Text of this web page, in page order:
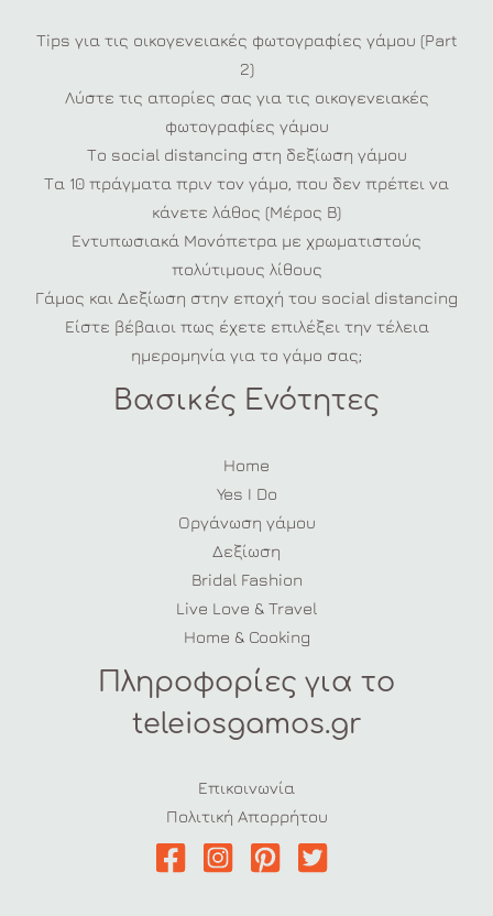
Tips για τις οικογενειακές φωτογραφίες γάμου (Part
2)
Λύστε τις απορίες σας για τις οικογενειακές
φωτογραφίες γάμου
Το social distancing στη δεξίωση γάμου
Τα 10 πράγματα πριν τον γάμο, που δεν πρέπει να
κάνετε λάθος (Μέρος Β)
Εντυπωσιακά Μονόπετρα με χρωματιστούς
πολύτιμους λίθους
Γάμος και Δεξίωση στην εποχή του social distancing
Είστε βέβαιοι πως έχετε επιλέξει την τέλεια
ημερομηνία για το γάμο σας;
Βασικές Ενότητες
Home
Yes I Do
Οργάνωση γάμου
Δεξίωση
Bridal Fashion
Live Love & Travel
Home & Cooking
Πληροφορίες για το
teleiosgamos.gr
Επικοινωνία
Πολιτική Απορρήτου